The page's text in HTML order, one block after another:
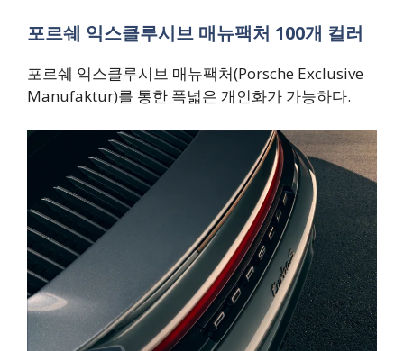
포르쉐 익스클루시브 매뉴팩처 100개 컬러
포르쉐 익스클루시브 매뉴팩처(Porsche Exclusive
Manufaktur)를 통한 폭넓은 개인화가 가능하다.